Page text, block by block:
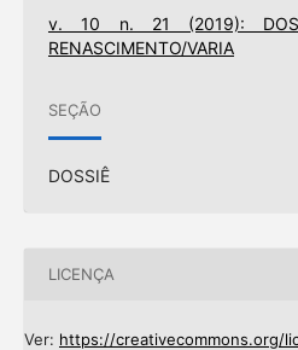
v. 10 n. 21 (2019):
RENASCIMENTO/VARIA
SEÇÃO
DOSSIÊ
LICENÇA
Ver: https://creativecommons.org/